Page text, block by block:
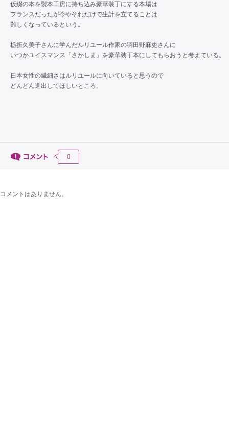
仮綴の本を製本工房に持ち込み豪華装丁にする本場は
フランスだったが今やそれだけで生計を立てることは
難しくなっているという。
栃折久美子さんに学んだルリユール作家の羽田野麻吏さんに
いつかユイスマンス「さかしま」を豪華装丁本にしてもらおうと考えている。
日本女性の繊細さはルリユールに向いていると思うので
どんどん進出してほしいところ。
0
コメントはありません。